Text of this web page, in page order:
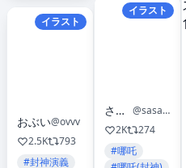
イラスト
おぶい@ovvv
2.5K
793
#封神演義
イラスト
ささもとささ
@sasamotosasa333
2K
274
#哪吒